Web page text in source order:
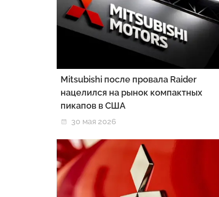
Mitsubishi после провала Raider
нацелился на рынок компактных
пикапов в США
30 мая 2026